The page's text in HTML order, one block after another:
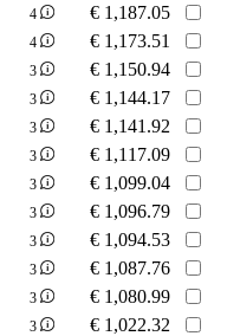
4 € 1,187.05
4 € 1,173.51
3 € 1,150.94
3 € 1,144.17
3 € 1,141.92
3 € 1,117.09
3 € 1,099.04
3 € 1,096.79
3 € 1,094.53
3 € 1,087.76
3 € 1,080.99
3 € 1,022.32